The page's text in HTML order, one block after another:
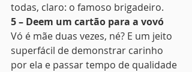
todas, claro: o famoso brigadeiro.
5 – Deem um cartão para a vovó
Vó é mãe duas vezes, né? E um jeito
superfácil de demonstrar carinho
por ela e passar tempo de qualidade